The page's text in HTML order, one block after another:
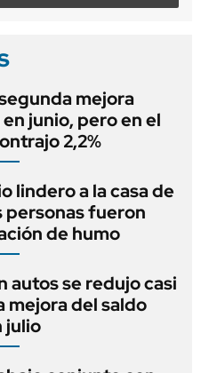
mejora
junio, pero en el
2,2%
lindero a la casa de
personas fueron
de humo
autos se redujo casi
mejora del saldo
julio